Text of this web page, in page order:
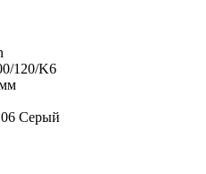
120/K6
Серый